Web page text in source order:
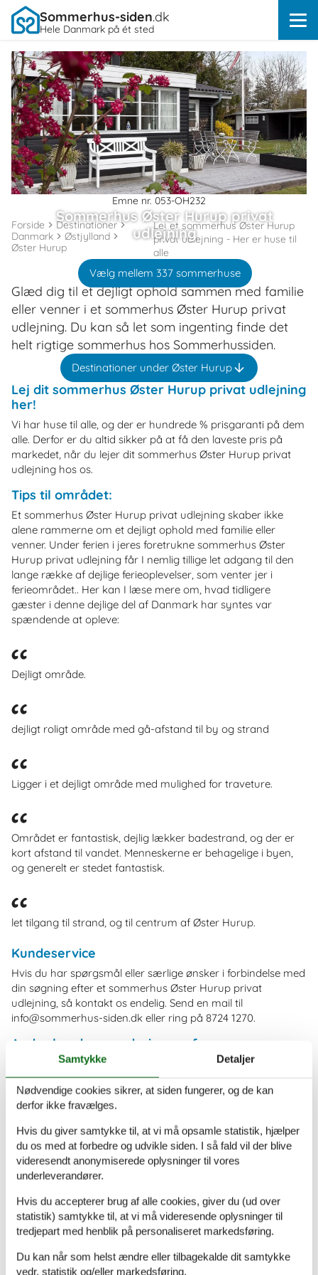
Sommerhus-siden.dk
Hele Danmark på ét sted
Emne nr. 053-OH232
Sommerhus Øster Hurup privat
udlejning
Vælg mellem 337 sommerhuse
Forside
Destinationer
Danmark
Østjylland
Øster Hurup
Lej et sommerhus Øster Hurup
privat udlejning - Her er huse til
alle
Glæd dig til et dejligt ophold sammen med familie
eller venner i et sommerhus Øster Hurup privat
udlejning. Du kan så let som ingenting finde det
helt rigtige sommerhus hos Sommerhussiden.
Destinationer under Øster Hurup
Lej dit sommerhus Øster Hurup privat udlejning
her!
Vi har huse til alle, og der er hundrede % prisgaranti på dem
alle. Derfor er du altid sikker på at få den laveste pris på
markedet, når du lejer dit sommerhus Øster Hurup privat
udlejning hos os.
Tips til området:
Et sommerhus Øster Hurup privat udlejning skaber ikke
alene rammerne om et dejligt ophold med familie eller
venner. Under ferien i jeres foretrukne sommerhus Øster
Hurup privat udlejning får I nemlig tillige let adgang til den
lange række af dejlige ferieoplevelser, som venter jer i
ferieområdet.. Her kan I læse mere om, hvad tidligere
gæster i denne dejlige del af Danmark har syntes var
spændende at opleve:
Dejligt område.
dejligt roligt område med gå-afstand til by og strand
Ligger i et dejligt område med mulighed for traveture.
Området er fantastisk, dejlig lækker badestrand, og der er
kort afstand til vandet. Menneskerne er behagelige i byen,
og generelt er stedet fantastisk.
let tilgang til strand, og til centrum af Øster Hurup.
Kundeservice
Hvis du har spørgsmål eller særlige ønsker i forbindelse med
din søgning efter et sommerhus Øster Hurup privat
udlejning, så kontakt os endelig. Send en mail til
info@sommerhus-siden.dk eller ring på 8724 1270.
Andre kunders vurderinger af
Sommerhussiden
Overskuelig. Nem at navigere rundt i. Fandt hurtigt det
område jeg ville booke sommerhus. Har allerede givet
"sommerhus-siden" videre til venner og familie.
Samtykke Detaljer
Nødvendige cookies sikrer, at siden fungerer, og de kan
derfor ikke fravælges.
Hvis du giver samtykke til, at vi må opsamle statistik, hjælper
du os med at forbedre og udvikle siden. I så fald vil der blive
videresendt anonymiserede oplysninger til vores
underleverandører.
Hvis du accepterer brug af alle cookies, giver du (ud over
statistik) samtykke til, at vi må videresende oplysninger til
tredjepart med henblik på personaliseret markedsføring.
Du kan når som helst ændre eller tilbagekalde dit samtykke
vedr. statistik og/eller markedsføring.